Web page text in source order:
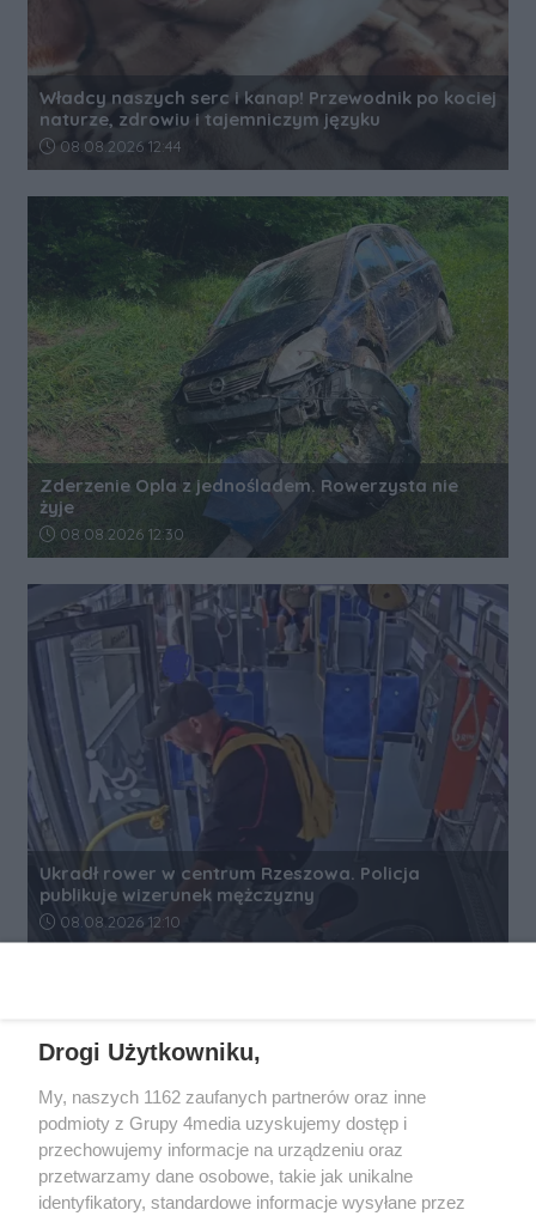
Władcy naszych serc i kanap! Przewodnik po kociej
naturze, zdrowiu i tajemniczym języku
Data dodania artykułu:
08.08.2026 12:44
Zderzenie Opla z jednośladem. Rowerzysta nie
żyje
Data dodania artykułu:
08.08.2026 12:30
Ukradł rower w centrum Rzeszowa. Policja
publikuje wizerunek mężczyzny
Data dodania artykułu:
08.08.2026 12:10
Drogi Użytkowniku,
My, naszych 1162 zaufanych partnerów oraz inne
podmioty z Grupy 4media uzyskujemy dostęp i
przechowujemy informacje na urządzeniu oraz
przetwarzamy dane osobowe, takie jak unikalne
identyfikatory, standardowe informacje wysyłane przez